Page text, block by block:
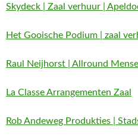
Skydeck | Zaal verhuur |
Het Gooische Podium | zaal
Raul Neijhorst | Allround
La Classe Arrangementen Zaal
Rob Andeweg Produkties |